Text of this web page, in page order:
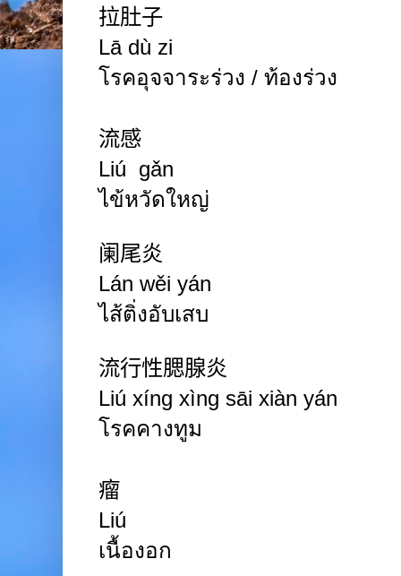
拉肚子
Lā dù zi
โรคอุจจาระร่วง / ท้องร่วง
流感
Liú gǎn
ไข้หวัดใหญ่
阑尾炎
Lán wěi yán
ไส้ติ่งอับเสบ
流行性腮腺炎
Liú xíng xìng sāi xiàn yán
โรคคางทูม
瘤
Liú
เนื้องอก